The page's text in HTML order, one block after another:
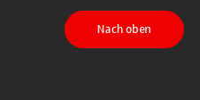
TikTokauf LinkedIn
Nach oben